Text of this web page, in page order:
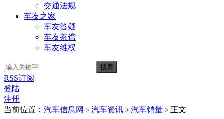
交通法规
车友之家
车友答疑
车友茶馆
车友维权
RSS订阅
登陆
注册
当前位置： 汽车信息网 > 汽车资讯 > 汽车销量 > 正文